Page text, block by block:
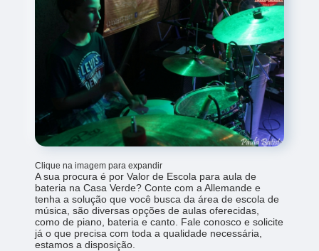
Clique na imagem para expandir
A sua procura é por Valor de Escola para aula de
bateria na Casa Verde? Conte com a Allemande e
tenha a solução que você busca da área de escola de
música, são diversas opções de aulas oferecidas,
como de piano, bateria e canto. Fale conosco e solicite
já o que precisa com toda a qualidade necessária,
estamos a disposição.